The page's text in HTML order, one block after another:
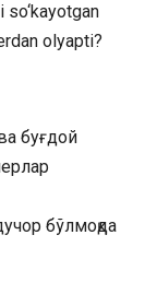
olyapti?
буғдой
бўлмоқда